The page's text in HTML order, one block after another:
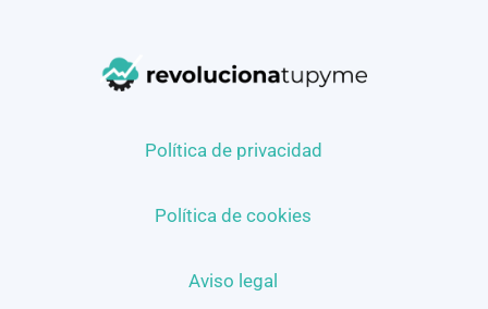
Política de privacidad
Política de cookies
Aviso legal